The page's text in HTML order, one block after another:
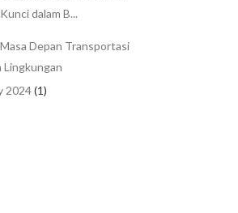
dalam B...
Depan Transportasi
Lingkungan
2024(1)